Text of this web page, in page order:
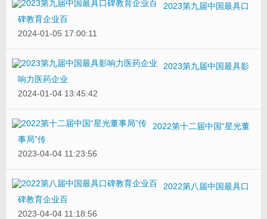
2023第九届中国最具口
碑教育企业百
2024-01-05 17:00:11
2023第九届中国最具影
响力医药企业
2024-01-04 13:45:42
2022第十二届中国“星光董
事局”传
2023-04-04 11:23:56
2022第八届中国最具口
碑教育企业百
2023-04-04 11:18:56